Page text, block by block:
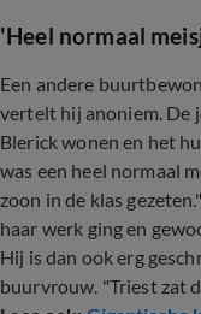
'Heel normaal
Een andere
vertelt hij anoniem. De
Blerick wonen en het
was een heel normaal
zoon in de klas
haar werk ging en
Hij is dan ook erg
buurvrouw. "Triest zat